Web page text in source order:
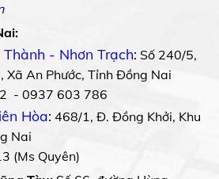
- Nhơn Trạch: Số 240/5,
Xã An Phước, Tỉnh Đồng Nai
- 0937 603 786
Hòa: 468/1, Đ. Đồng Khởi, Khu
Nai
(Ms Quyên)